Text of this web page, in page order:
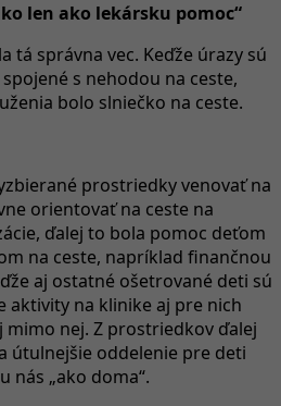
len ako lekársku pomoc“
tá správna vec. Keďže úrazy sú
s nehodou na ceste,
bolo slniečko na ceste.
prostriedky venovať na
orientovať na ceste na
ďalej to bola pomoc deťom
na ceste, napríklad finančnou
aj ostatné ošetrované deti sú
aktivity na klinike aj pre nich
mimo nej. Z prostriedkov ďalej
útulnejšie oddelenie pre deti
nás „ako doma“.